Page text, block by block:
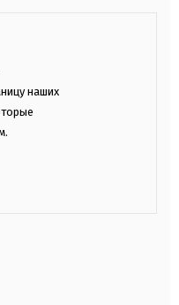
наших